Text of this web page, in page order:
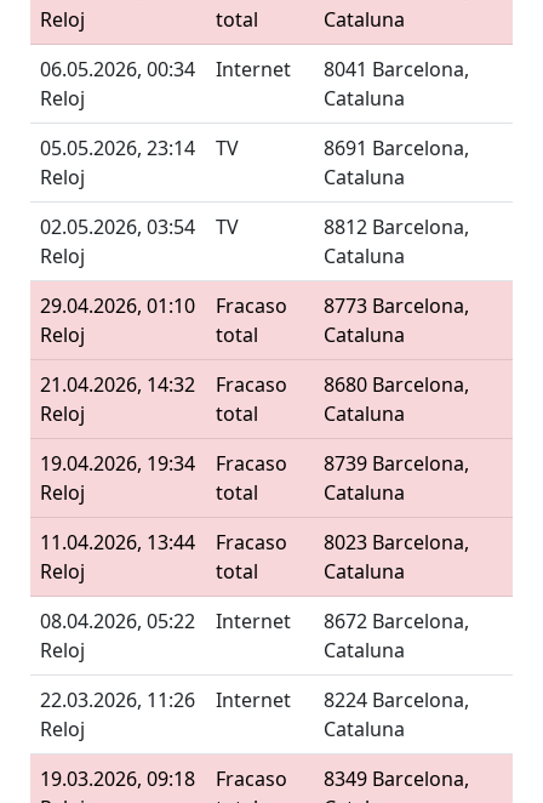
Reloj
total
Cataluna
06.05.2026, 00:34
Reloj
Internet
8041 Barcelona,
Cataluna
05.05.2026, 23:14
Reloj
TV
8691 Barcelona,
Cataluna
02.05.2026, 03:54
Reloj
TV
8812 Barcelona,
Cataluna
29.04.2026, 01:10
Reloj
Fracaso
total
8773 Barcelona,
Cataluna
21.04.2026, 14:32
Reloj
Fracaso
total
8680 Barcelona,
Cataluna
19.04.2026, 19:34
Reloj
Fracaso
total
8739 Barcelona,
Cataluna
11.04.2026, 13:44
Reloj
Fracaso
total
8023 Barcelona,
Cataluna
08.04.2026, 05:22
Reloj
Internet
8672 Barcelona,
Cataluna
22.03.2026, 11:26
Reloj
Internet
8224 Barcelona,
Cataluna
19.03.2026, 09:18
Fracaso
8349 Barcelona,